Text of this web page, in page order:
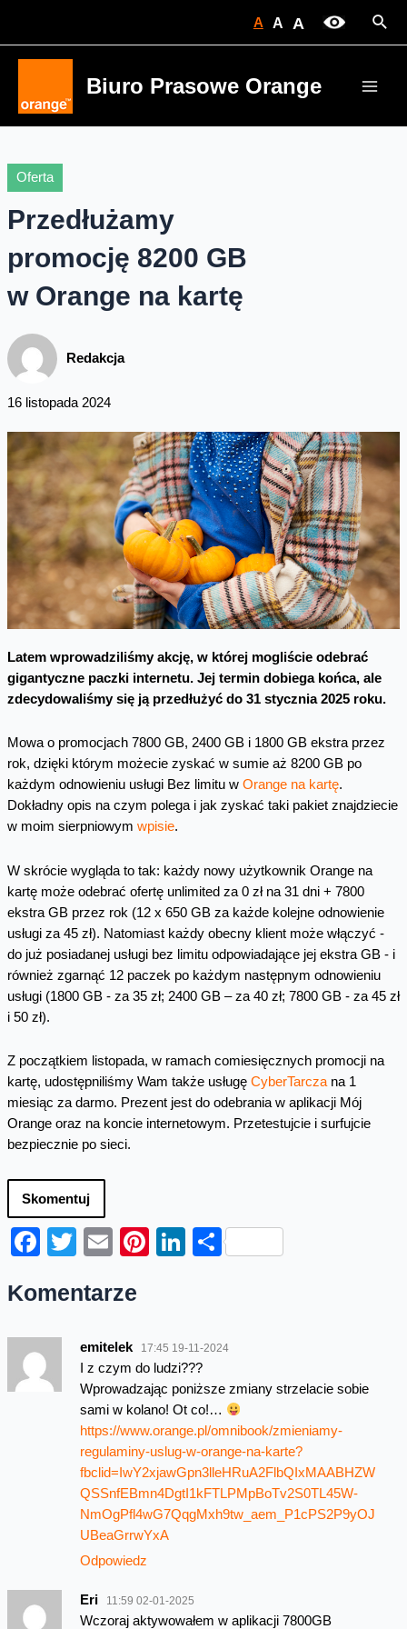
A A A
Biuro Prasowe Orange
Oferta
Przedłużamy
promocję 8200 GB
w Orange na kartę
Redakcja
16 listopada 2024
Latem wprowadziliśmy akcję, w której mogliście odebrać
gigantyczne paczki internetu. Jej termin dobiega końca, ale
zdecydowaliśmy się ją przedłużyć do 31 stycznia 2025 roku.
Mowa o promocjach 7800 GB, 2400 GB i 1800 GB ekstra przez
rok, dzięki którym możecie zyskać w sumie aż 8200 GB po
każdym odnowieniu usługi Bez limitu w Orange na kartę.
Dokładny opis na czym polega i jak zyskać taki pakiet znajdziecie
w moim sierpniowym wpisie.
W skrócie wygląda to tak: każdy nowy użytkownik Orange na
kartę może odebrać ofertę unlimited za 0 zł na 31 dni + 7800
ekstra GB przez rok (12 x 650 GB za każde kolejne odnowienie
usługi za 45 zł). Natomiast każdy obecny klient może włączyć -
do już posiadanej usługi bez limitu odpowiadające jej ekstra GB - i
również zgarnąć 12 paczek po każdym następnym odnowieniu
usługi (1800 GB - za 35 zł; 2400 GB – za 40 zł; 7800 GB - za 45 zł
i 50 zł).
Z początkiem listopada, w ramach comiesięcznych promocji na
kartę, udostępniliśmy Wam także usługę CyberTarczana 1
miesiąc za darmo. Prezent jest do odebrania w aplikacji Mój
Orange oraz na koncie internetowym. Przetestujcie i surfujcie
bezpiecznie po sieci.
Skomentuj
Facebook
Twitter
EmailPinterest
LinkedIn
Share
Komentarze
emitelek 17:45 19-11-2024
I z czym do ludzi???
Wprowadzając poniższe zmiany strzelacie sobie
sami w kolano! Ot co!…
https://www.orange.pl/omnibook/zmieniamy-
regulaminy-uslug-w-orange-na-karte?
fbclid=IwY2xjawGpn3lleHRuA2FlbQIxMAABHZW
QSSnfEBmn4DgtI1kFTLPMpBoTv2S0TL45W-
NmOgPfl4wG7QqgMxh9tw_aem_P1cPS2P9yOJ
UBeaGrrwYxA
Odpowiedz
Eri 11:59 02-01-2025
Wczoraj aktywowałem w aplikacji 7800GB